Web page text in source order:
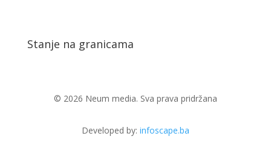
Stanje na granicama
© 2026 Neum media. Sva prava pridržana
Developed by: infoscape.ba